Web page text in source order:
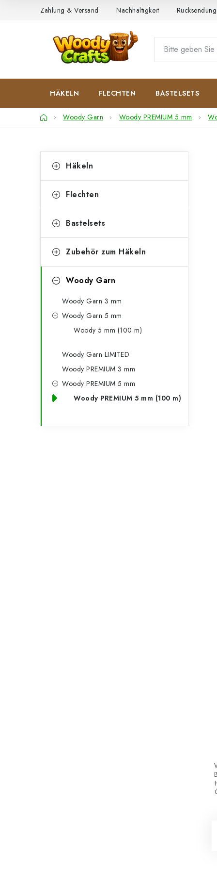
Zahlung & Versand Nachhaltigkeit
HÄKELN FLECHTEN BASTELSETS
StartseiteWoody Garn Woody PREMIUM 5 mm
e
t
e
l
überspringen
a
e
o
i
Häkeln
Flechten
Bastelsets
Zubehör zum Häkeln
Woody Garn
Woody Garn 3 mm
Woody Garn 5 mm
Woody 5 mm (100 m)
Woody Garn LIMITED
Woody PREMIUM 3 mm
Woody PREMIUM 5 mm
Woody PREMIUM 5 mm (100 m)